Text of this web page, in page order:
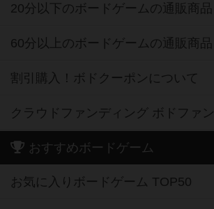
20分以下のボードゲームの通販商品
60分以上のボードゲームの通販商品
割引購入！ボドクーポンについて
クラウドファンディング ボドファン
おすすめボードゲーム
お気に入りボードゲーム TOP50